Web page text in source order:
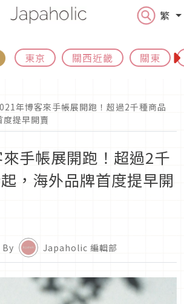
繁
東京 關西近畿 關東
年博客來手帳展開跑！超過2千種商品
提早開賣
手帳展開跑！超過2千
，海外品牌首度提早開
By Japaholic 編輯部